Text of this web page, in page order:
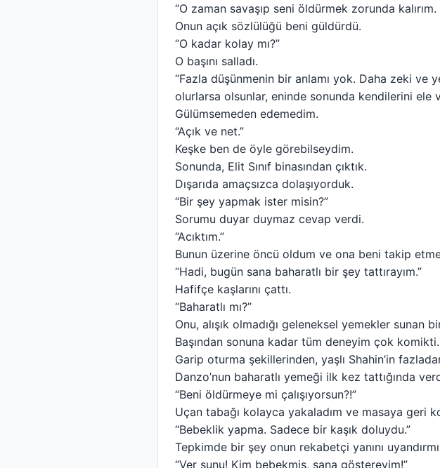
“O zaman savaşıp seni öldürmek zorunda
Onun açık sözlülüğü beni güldürdü.
“O kadar kolay mı?”
O başını salladı.
“Fazla düşünmenin bir anlamı yok. Daha zeki
olurlarsa olsunlar, eninde sonunda kendilerini ele
Gülümsemeden edemedim.
“Açık ve net.”
Keşke ben de öyle görebilseydim.
Sonunda, Elit Sınıf binasından çıktık.
Dışarıda amaçsızca dolaşıyorduk.
“Bir şey yapmak ister misin?”
Sorumu duyar duymaz cevap verdi.
“Acıktım.”
Bunun üzerine öncü oldum ve ona beni takip
“Hadi, bugün sana baharatlı bir şey tattırayım.”
Hafifçe kaşlarını çattı.
“Baharatlı mı?”
Onu, alışık olmadığı geleneksel yemekler sunan
Başından sonuna kadar tüm deneyim çok komikti.
Garip oturma şekillerinden, yaşlı Shahin’in
Danzo’nun baharatlı yemeği ilk kez tattığında
“Beni öldürmeye mi çalışıyorsun?!”
Uçan tabağı kolayca yakaladım ve masaya geri
“Bebeklik yapma. Sadece bir kaşık doluydu.”
Tepkimde bir şey onun rekabetçi yanını
“Ver şunu! Kim bebekmiş, sana göstereyim!”